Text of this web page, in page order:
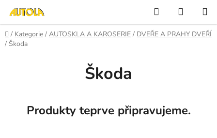
obsah
Hledat
KOŠÍK
Domů
/ Kategorie / AUTOSKLA A KAROSERIE / DVEŘE A PRAHY DVEŘÍ
/ Škoda
Škoda
Produkty teprve připravujeme.